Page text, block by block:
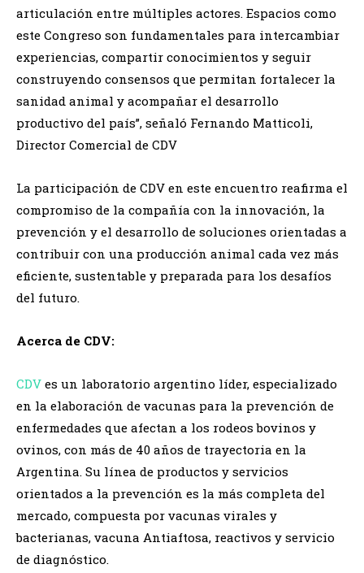
articulación entre múltiples actores. Espacios como
este Congreso son fundamentales para intercambiar
experiencias, compartir conocimientos y seguir
construyendo consensos que permitan fortalecer la
sanidad animal y acompañar el desarrollo
productivo del país”, señaló Fernando Matticoli,
Director Comercial de CDV
La participación de CDV en este encuentro reafirma el
compromiso de la compañía con la innovación, la
prevención y el desarrollo de soluciones orientadas a
contribuir con una producción animal cada vez más
eficiente, sustentable y preparada para los desafíos
del futuro.
Acerca de CDV:
CDV es un laboratorio argentino líder, especializado
en la elaboración de vacunas para la prevención de
enfermedades que afectan a los rodeos bovinos y
ovinos, con más de 40 años de trayectoria en la
Argentina. Su línea de productos y servicios
orientados a la prevención es la más completa del
mercado, compuesta por vacunas virales y
bacterianas, vacuna Antiaftosa, reactivos y servicio
de diagnóstico.